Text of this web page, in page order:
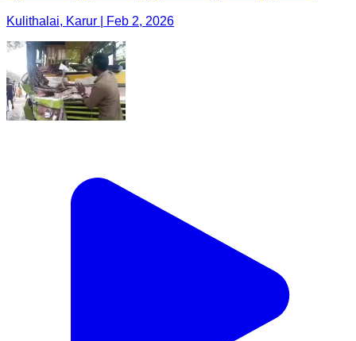
Kulithalai, Karur | Feb 2, 2026